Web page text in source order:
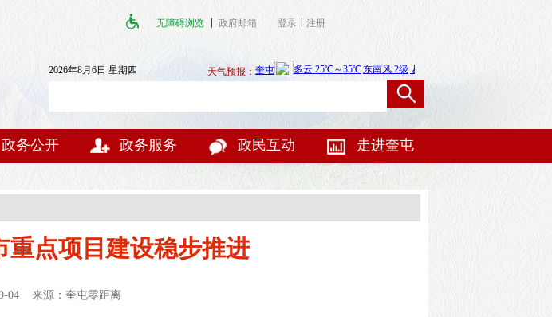
无障碍浏览 政府邮箱 登录 注册
2026年8月6日 星期四 天气预报：
政务公开 政务服务 政民互动 走进奎屯
重点项目建设稳步推进
04 来源：奎屯零距离